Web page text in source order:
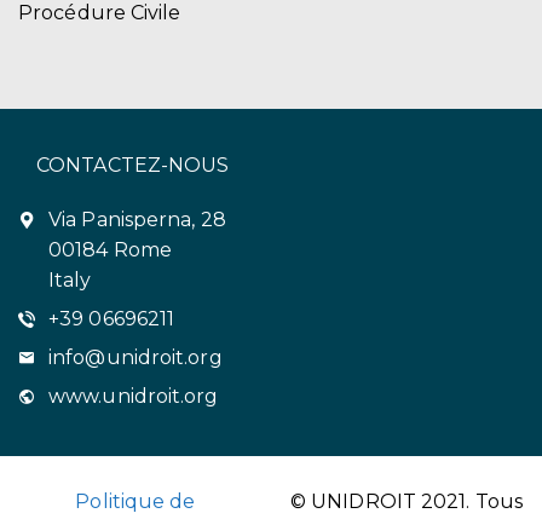
Procédure Civile
CONTACTEZ-NOUS
Via Panisperna, 28
00184 Rome
Italy
+39 06696211
info@unidroit.org
www.unidroit.org
Politique de
© UNIDROIT 2021. Tous